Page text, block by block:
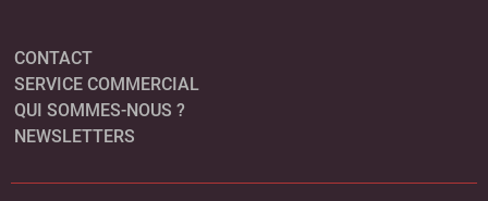
CONTACT
SERVICE COMMERCIAL
QUI SOMMES-NOUS ?
NEWSLETTERS